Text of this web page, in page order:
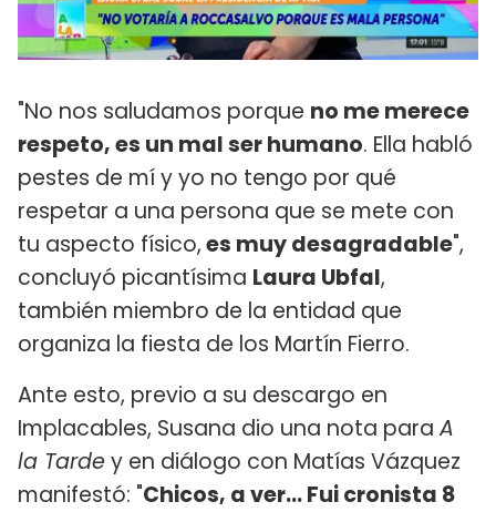
"No nos saludamos porque no me merece
respeto, es un mal ser humano. Ella habló
pestes de mí y yo no tengo por qué
respetar a una persona que se mete con
tu aspecto físico,es muy desagradable",
concluyó picantísima Laura Ubfal,
también miembro de la entidad que
organiza la fiesta de los Martín Fierro.
Ante esto, previo a su descargo en
Implacables, Susana dio una nota paraA
la Tardey en diálogo con Matías Vázquez
manifestó: "Chicos, a ver... Fui cronista 8